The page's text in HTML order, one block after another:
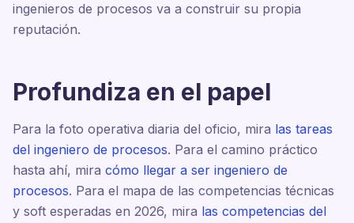
ingenieros de procesos va a construir su propia
reputación.
Profundiza en el papel
Para la foto operativa diaria del oficio, mira las tareas
del ingeniero de procesos. Para el camino práctico
hasta ahí, mira cómo llegar a ser ingeniero de
procesos. Para el mapa de las competencias técnicas
y soft esperadas en 2026, mira las competencias del